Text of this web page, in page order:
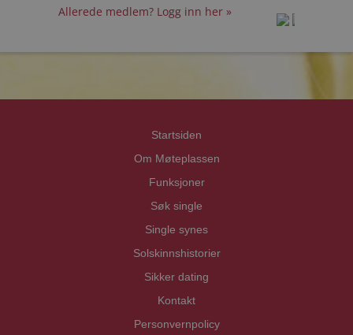
Allerede medlem? Logg inn her »
Startsiden
Om Møteplassen
Funksjoner
Søk single
Single synes
Solskinnshistorier
Sikker dating
Kontakt
Personvernpolicy